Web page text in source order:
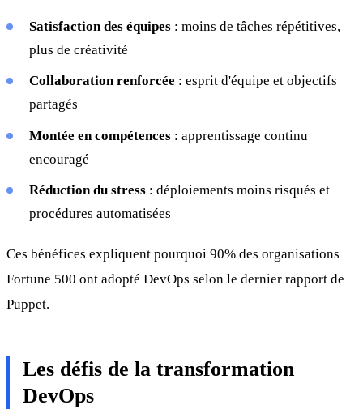
Satisfaction des équipes : moins de tâches répétitives,
plus de créativité
Collaboration renforcée : esprit d'équipe et objectifs
partagés
Montée en compétences : apprentissage continu
encouragé
Réduction du stress : déploiements moins risqués et
procédures automatisées
Ces bénéfices expliquent pourquoi 90% des organisations
Fortune 500 ont adopté DevOps selon le dernier rapport de
Puppet.
Les défis de la transformation
DevOps